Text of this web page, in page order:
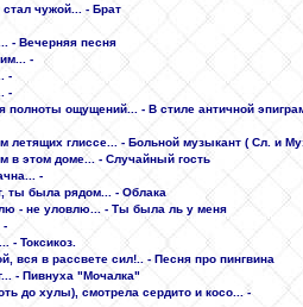
чужой... - Брат
- Вечерняя песня
-
-
-
полноты ощущений... - В стиле античной
летящих глиссе... - Больной музыкант ( Сл. и
в этом доме... - Случайный гость
-
ты была рядом... - Облака
- не уловлю... - Ты была ль у меня
-
- Токсикоз.
вся в рассвете сил!.. - Песня про пингвина
- Пивнуха "Мочалка"
до хулы), смотрела сердито и косо... -